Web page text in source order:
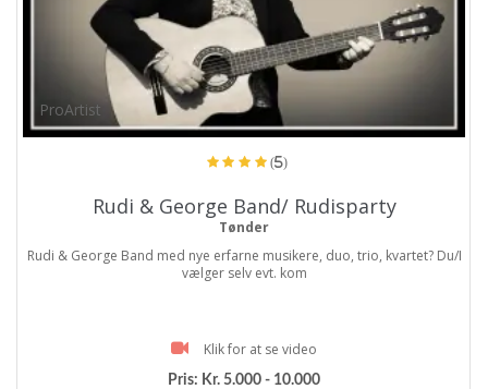
ProArtist
(5)
Rudi & George Band/ Rudisparty
Tønder
Rudi & George Band med nye erfarne musikere, duo, trio, kvartet? Du/I
vælger selv evt. kom
Klik for at se video
Pris: Kr. 5.000 - 10.000